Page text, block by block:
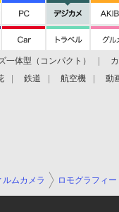
一体型（コンパクト）
鉄道 航空機 動
ルムカメラ ロモグラフィー